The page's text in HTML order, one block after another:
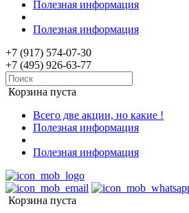
Полезная информация
Полезная информация
+7 (917) 574-07-30
+7 (495) 926-63-77
Корзина пуста
Всего две акции, но какие !
Полезная информация
Полезная информация
Корзина пуста